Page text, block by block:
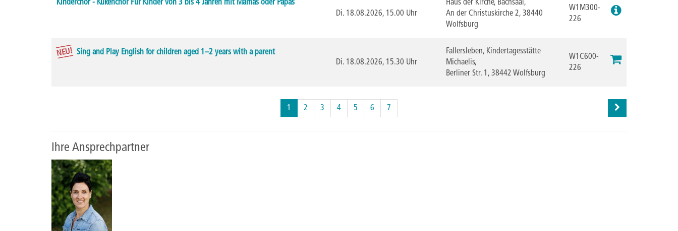
Kinderchor - Kükenchor Für Kinder von 3 bis 4 Jahren mit Mamas oder Papas
Di. 18.08.2026, 15.00 Uhr
Haus der Kirche, Bachsaal,
An der Christuskirche 2, 38440
Wolfsburg
W1M300-
226
NEU! Sing and Play English for children aged 1–2 years with a parent
Di. 18.08.2026, 15.30 Uhr
Fallersleben, Kindertagesstätte
Michaelis,
Berliner Str. 1, 38442 Wolfsburg
W1C600-
226
Seiten
blättern
1 2 3 4 5 6 7
Ihre Ansprechpartner